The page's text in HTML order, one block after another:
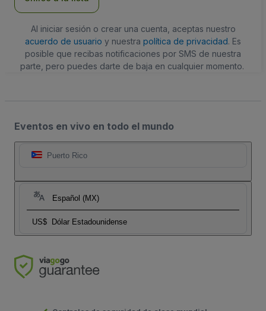
Al iniciar sesión o crear una cuenta, aceptas nuestro
acuerdo de usuario y nuestra política de privacidad. Es
posible que recibas notificaciones por SMS de nuestra
parte, pero puedes darte de baja en cualquier momento.
Eventos en vivo en todo el mundo
Puerto Rico
Español (MX)
US$ Dólar Estadounidense